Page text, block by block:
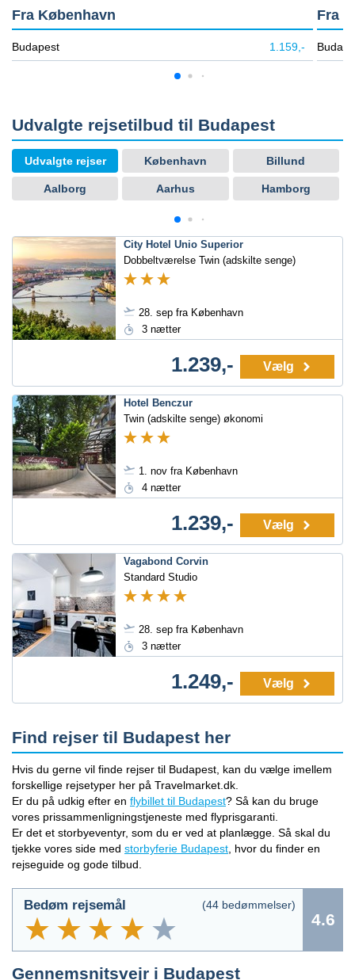
Fra København
Budapest 1.159,-
Fra
Udvalgte rejsetilbud til Budapest
Udvalgte rejser København Billund
Aalborg Aarhus Hamborg
City Hotel Unio Superior
Dobbeltværelse Twin (adskilte senge)
28. sep fra København
3 nætter
1.239,- Vælg
Hotel Benczur
Twin (adskilte senge) økonomi
1. nov fra København
4 nætter
1.239,- Vælg
Vagabond Corvin
Standard Studio
28. sep fra København
3 nætter
1.249,- Vælg
Find rejser til Budapest her
Hvis du gerne vil finde rejser til Budapest, kan du vælge imellem
forskellige rejsetyper her på Travelmarket.dk.
Er du på udkig efter en flybillet til Budapest? Så kan du bruge
vores prissammenligningstjeneste med flyprisgaranti.
Er det et storbyeventyr, som du er ved at planlægge. Så skal du
tjekke vores side med storbyferie Budapest , hvor du finder en
rejseguide og gode tilbud.
Bedøm rejsemål (44 bedømmelser)
4.6
Gennemsnitsvejr i Budapest